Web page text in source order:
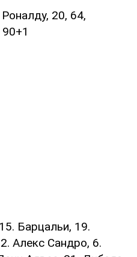
20, 64,
Барцальи, 19.
Алекс Сандро, 6.